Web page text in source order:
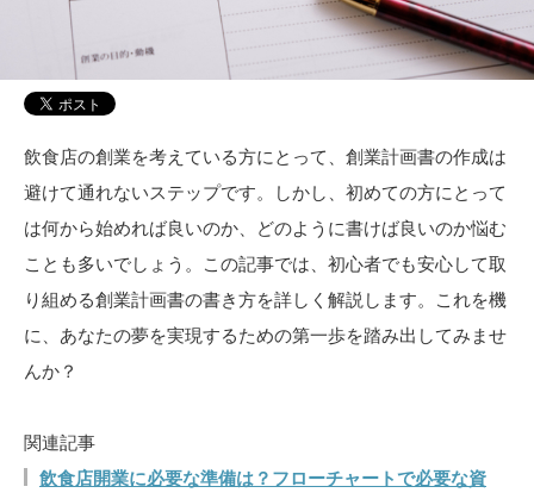
飲食店の創業を考えている方にとって、創業計画書の作成は
避けて通れないステップです。しかし、初めての方にとって
は何から始めれば良いのか、どのように書けば良いのか悩む
ことも多いでしょう。この記事では、初心者でも安心して取
り組める創業計画書の書き方を詳しく解説します。これを機
に、あなたの夢を実現するための第一歩を踏み出してみませ
んか？
関連記事
飲食店開業に必要な準備は？フローチャートで必要な資